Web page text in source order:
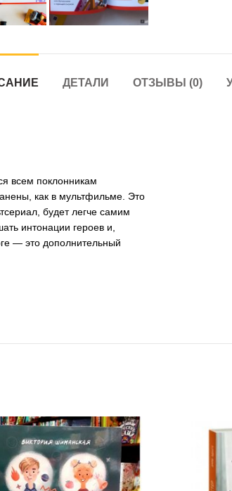
ДЕТАЛИ ОТЗЫВЫ (0)
всем поклонникам
как в мультфильме. Это
будет легче самим
интонации героев и,
— это дополнительный